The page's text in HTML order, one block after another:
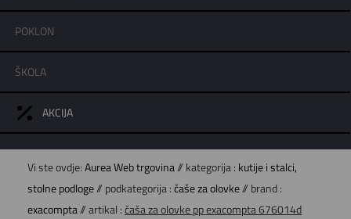
POKLON
ŠKOLA
AKCIJA
Vi ste ovdje: Aurea Web trgovina// kategorija : kutije i stalci,
stolne podloge// podkategorija : čaše za olovke// brand :
exacompta// artikal : čaša za olovke pp exacompta 676014d